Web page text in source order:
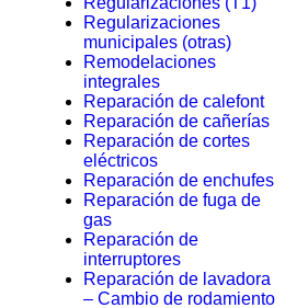
Regularizaciones
municipales (otras)
Remodelaciones
integrales
Reparación de calefont
Reparación de cañerías
Reparación de cortes
eléctricos
Reparación de enchufes
Reparación de fuga de
gas
Reparación de
interruptores
Reparación de lavadora
– Cambio de rodamiento